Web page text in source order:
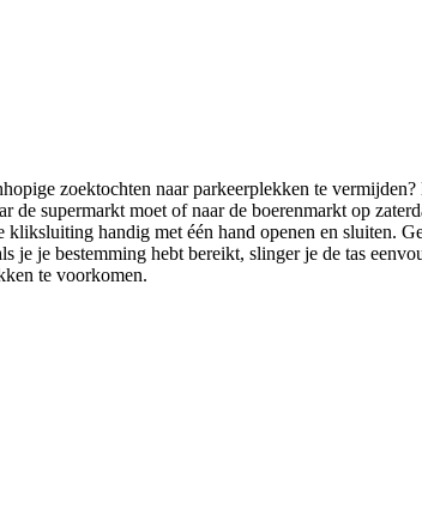
zoektochten naar parkeerplekken te
de supermarkt moet of naar de boerenmarkt op
handig met één hand openen en sluiten.
je je bestemming hebt bereikt, slinger je de tas
te voorkomen.